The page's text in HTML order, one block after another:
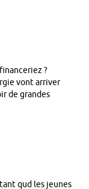
?
vont arriver
de grandes
qud les jeunes